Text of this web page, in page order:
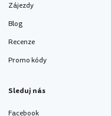
Zájezdy
Blog
Recenze
Promo kódy
Sleduj nás
Facebook